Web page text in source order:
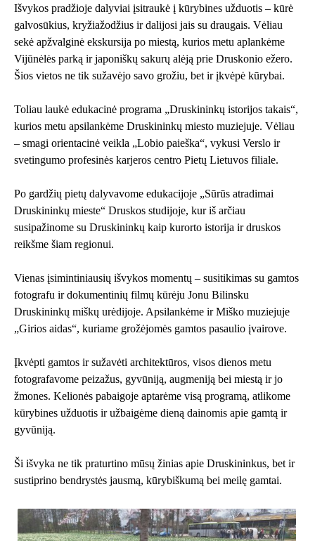
Išvykos pradžioje dalyviai įsitraukė į kūrybines užduotis – kūrė
galvosūkius, kryžiažodžius ir dalijosi jais su draugais. Vėliau
sekė apžvalginė ekskursija po miestą, kurios metu aplankėme
Vijūnėlės parką ir japoniškų sakurų alėją prie Druskonio ežero.
Šios vietos ne tik sužavėjo savo grožiu, bet ir įkvėpė kūrybai.
Toliau laukė edukacinė programa „Druskininkų istorijos takais“,
kurios metu apsilankėme Druskininkų miesto muziejuje. Vėliau
– smagi orientacinė veikla „Lobio paieška“, vykusi Verslo ir
svetingumo profesinės karjeros centro Pietų Lietuvos filiale.
Po gardžių pietų dalyvavome edukacijoje „Sūrūs atradimai
Druskininkų mieste“ Druskos studijoje, kur iš arčiau
susipažinome su Druskininkų kaip kurorto istorija ir druskos
reikšme šiam regionui.
Vienas įsimintiniausių išvykos momentų – susitikimas su gamtos
fotografu ir dokumentinių filmų kūrėju Jonu Bilinsku
Druskininkų miškų urėdijoje. Apsilankėme ir Miško muziejuje
„Girios aidas“, kuriame grožėjomės gamtos pasaulio įvairove.
Įkvėpti gamtos ir sužavėti architektūros, visos dienos metu
fotografavome peizažus, gyvūniją, augmeniją bei miestą ir jo
žmones. Kelionės pabaigoje aptarėme visą programą, atlikome
kūrybines užduotis ir užbaigėme dieną dainomis apie gamtą ir
gyvūniją.
Ši išvyka ne tik praturtino mūsų žinias apie Druskininkus, bet ir
sustiprino bendrystės jausmą, kūrybiškumą bei meilę gamtai.